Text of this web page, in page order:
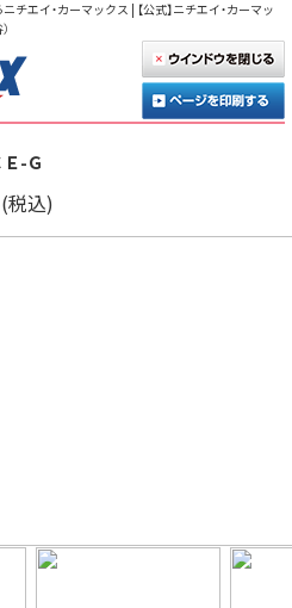
ニチエイ・カーマックス | 【公式】ニチエイ・カーマッ
-Ｇ
(税込)